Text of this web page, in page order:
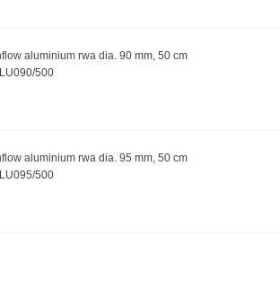
aluminium rwa dia. 90 mm, 50 cm
500
aluminium rwa dia. 95 mm, 50 cm
500